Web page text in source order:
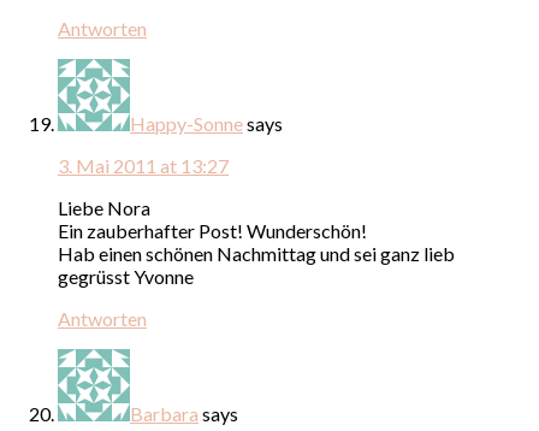
Antworten
Happy-Sonnesays
3. Mai 2011 at 13:27
Liebe Nora
Ein zauberhafter Post! Wunderschön!
Hab einen schönen Nachmittag und sei ganz lieb
gegrüsst Yvonne
Antworten
Barbara says